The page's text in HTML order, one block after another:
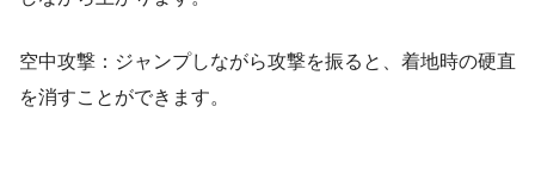
空中攻撃：ジャンプしながら攻撃を振ると、着地時の硬直
を消すことができます。